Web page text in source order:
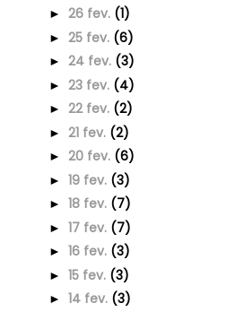
► 26 fev. (1)
► 25 fev. (6)
► 24 fev. (3)
► 23 fev. (4)
► 22 fev. (2)
► 21 fev. (2)
► 20 fev. (6)
► 19 fev. (3)
► 18 fev. (7)
► 17 fev. (7)
► 16 fev. (3)
► 15 fev. (3)
► 14 fev. (3)